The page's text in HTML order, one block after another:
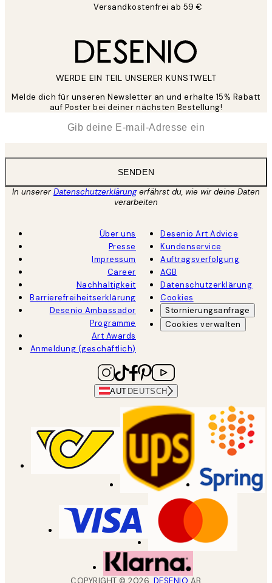
Versandkostenfrei ab 59 €
WERDE EIN TEIL UNSERER KUNSTWELT
Melde dich für unseren Newsletter an und erhalte 15% Rabatt
auf Poster bei deiner nächsten Bestellung!
SENDEN
In unsererDatenschutzerklärungerfährst du, wie wir deine Daten
verarbeiten
Über uns
Presse
Impressum
Career
Nachhaltigkeit
Barrierefreiheitserklärung
Desenio Ambassador
Programme
Art Awards
Anmeldung (geschäftlich)
Desenio Art Advice
Kundenservice
Auftragsverfolgung
AGB
Datenschutzerklärung
Cookies
Stornierungsanfrage
Cookies verwalten
AUT DEUTSCH